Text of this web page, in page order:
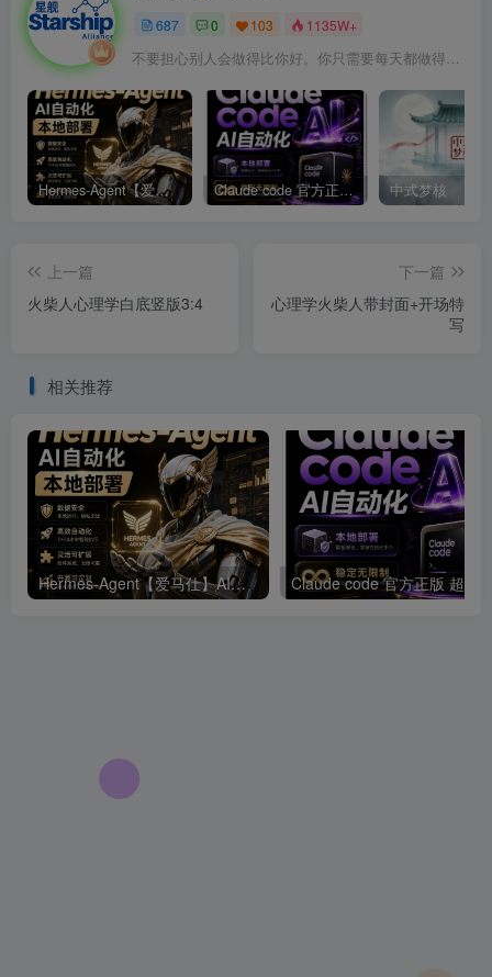
687 0 103 1135W+
不要担心别人会做得比你好。你只需要每天都做得比前一天好就可以了
Hermes-Agent【爱马仕】AI自动化部署【会员免费领取安装包】 Claude code 官方正版 超强工具【会员免费领取安装包】 中式梦核
上一篇
火柴人心理学白底竖版3:4
下一篇
心理学火柴人带封面+开场特
写
相关推荐
Hermes-Agent【爱马仕】AI自动化部署【会员免费领取安装包】